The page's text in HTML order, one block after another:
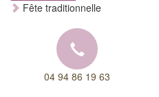
Fête traditionnelle
04 94 86 19 63